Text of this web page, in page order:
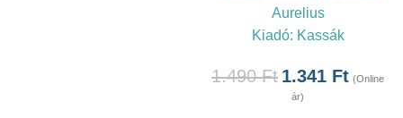
Aurelius
Kiadó: Kassák
1.490Ft 1.341 Ft (Online
ár)